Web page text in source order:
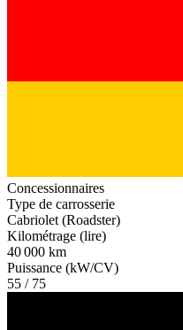
Concessionnaires
Type de carrosserie
Cabriolet (Roadster)
Kilométrage (lire)
40 000 km
Puissance (kW/CV)
55 / 75